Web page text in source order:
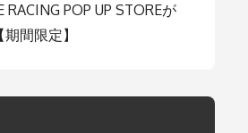
RACING POP UP STOREが
間限定】